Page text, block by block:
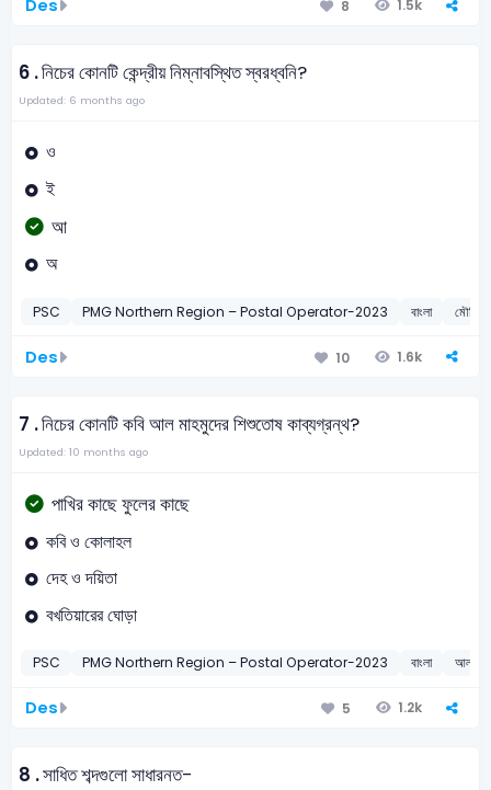
Des 8 1.5k
6 .নিচের কোনটি কেন্দ্রীয় নিম্নাবস্থিত স্বরধ্বনি?
Updated: 6 months ago
ও
ই
আ
অ
PSC PMG Northern Region – Postal Operator-2023 বাংলা মৌলিক
Des 10 1.6k
7 .নিচের কোনটি কবি আল মাহমুদের শিশুতোষ কাব্যগ্রন্থ?
Updated: 10 months ago
পাখির কাছে ফুলের কাছে
কবি ও কোলাহল
দেহ ও দয়িতা
বখতিয়ারের ঘোড়া
PSC PMG Northern Region – Postal Operator-2023 বাংলা আল
Des 5 1.2k
8 .সাধিত শব্দগুলো সাধারনত-